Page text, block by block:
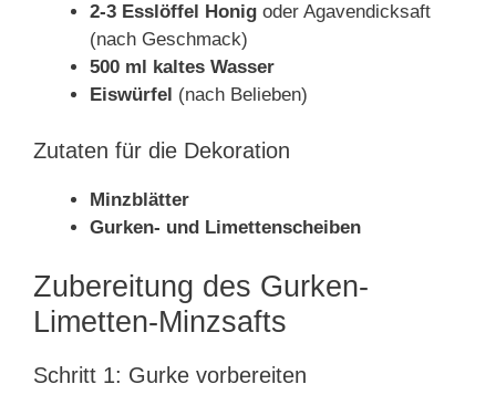
2-3 Esslöffel Honig oder Agavendicksaft
(nach Geschmack)
500 ml kaltes Wasser
Eiswürfel (nach Belieben)
Zutaten für die Dekoration
Minzblätter
Gurken- und Limettenscheiben
Zubereitung des Gurken-
Limetten-Minzsafts
Schritt 1: Gurke vorbereiten